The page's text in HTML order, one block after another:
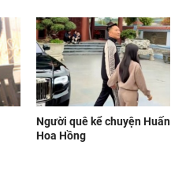
Người quê kể chuyện Huấn
Hoa Hồng